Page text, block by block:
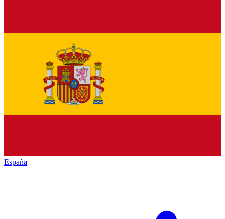
España